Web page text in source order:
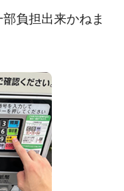
負担出来かねま